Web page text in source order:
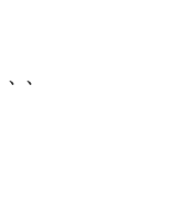
、